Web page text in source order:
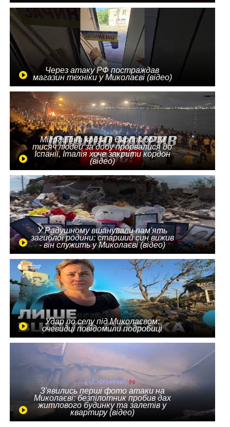
Через атаку РФ постраждав
магазин техніки у Миколаєві (відео)
Міграційна криза в Європі: до 10
тисяч людей за добу прорвалися до
Іспанії, Італія хоче закрити кордон
(відео)
У Радушному вшанували пам'ять
загиблої родини: старший син вижив
- він служить у Миколаєві (відео)
Удар по селу під Миколаєвом:
очевидці повідомили подробиці
З'явились перші фото атаки на
Миколаєві: безпілотник пробив дах
житлового будинку та залетів у
квартиру (відео)